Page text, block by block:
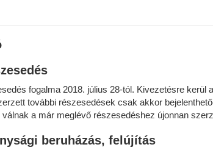
fogalma 2018. július 28-tól. Kivezetésre
további részesedések csak akkor
válnak a már meglévő részesedéshez újonnan
beruházás, felújítás